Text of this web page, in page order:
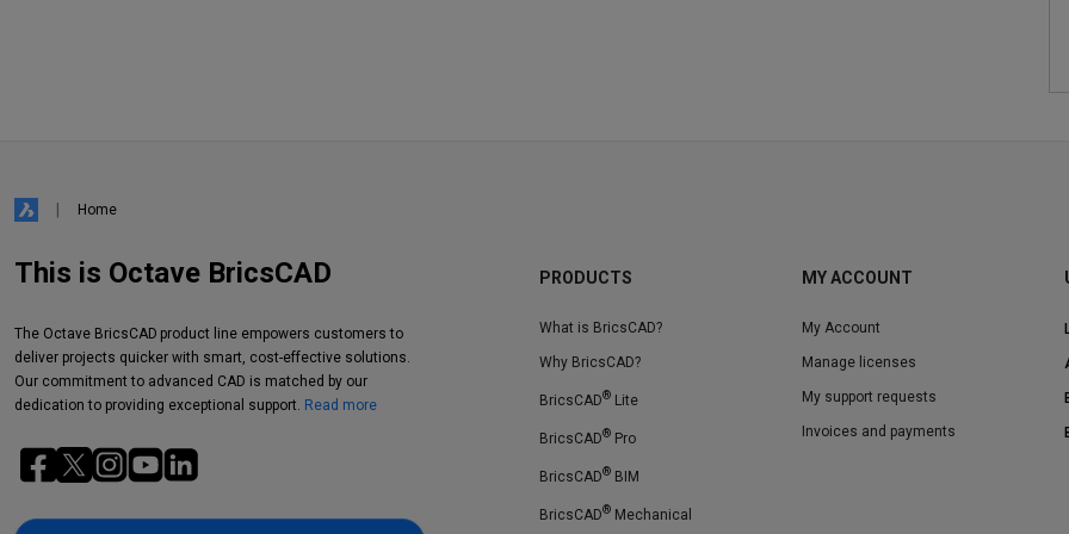
Home
This is Octave BricsCAD
The Octave BricsCAD product line empowers customers to
deliver projects quicker with smart, cost-effective solutions.
Our commitment to advanced CAD is matched by our
dedication to providing exceptional support. Read more
PRODUCTS
What is BricsCAD?
Why BricsCAD?
BricsCAD® Lite
BricsCAD® Pro
BricsCAD® BIM
BricsCAD® Mechanical
MY ACCOUNT
My Account
Manage licenses
My support requests
Invoices and payments